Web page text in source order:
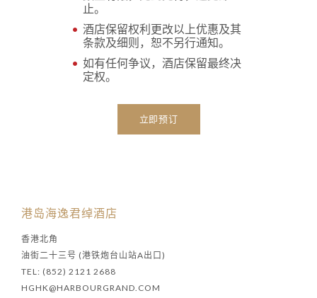
止。
酒店保留权利更改以上优惠及其
条款及细则，恕不另行通知。
如有任何争议，酒店保留最终决
定权。
立即预订
港岛海逸君绰酒店
香港北角
油街二十三号 (港铁炮台山站A出口)
TEL: (852) 2121 2688
HGHK@HARBOURGRAND.COM